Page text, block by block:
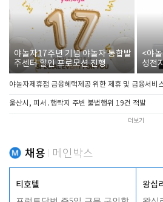
야놀자17주년 기념 야놀자 통합발
주센터 할인 프로모션 진행
<야
성전
야놀자제휴점 금융혜택제공 위한 제휴 및 금융서비
울산시, 피서․행락지 주변 불법행위 19건 적발
더보기
채용 메인박스
티호텔 왕십